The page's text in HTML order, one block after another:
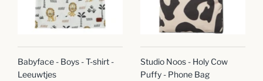
Babyface - Boys - T-shirt -
Leeuwtjes
Studio Noos - Holy Cow
Puffy - Phone Bag